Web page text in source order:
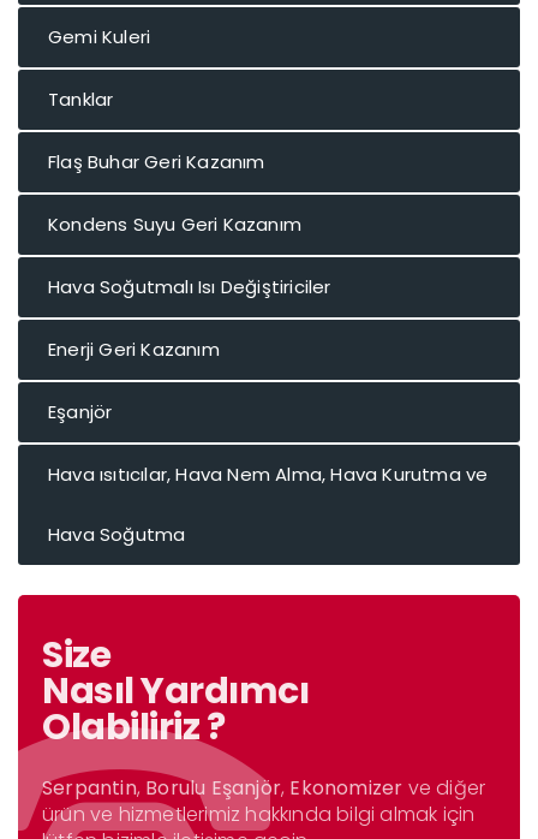
Gemi Kuleri
Tanklar
Flaş Buhar Geri Kazanım
Kondens Suyu Geri Kazanım
Hava Soğutmalı Isı Değiştiriciler
Enerji Geri Kazanım
Eşanjör
Hava ısıtıcılar, Hava Nem Alma, Hava Kurutma ve
Hava Soğutma
Size
Nasıl Yardımcı
Olabiliriz ?
Serpantin, Borulu Eşanjör, Ekonomizer ve diğer
ürün ve hizmetlerimiz hakkında bilgi almak için